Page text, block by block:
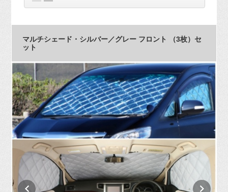
マルチシェード・シルバー／グレー フロント （3枚）セ
ット